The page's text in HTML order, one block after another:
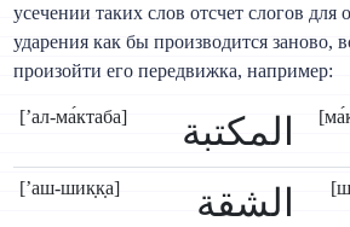
усечении таких слов отсчет слогов для
ударения как бы производится заново,
произойти его передвижка, например:
[’ал-ма́ктаба] المكتبة
[’аш-шик̣к̣а] الشقة